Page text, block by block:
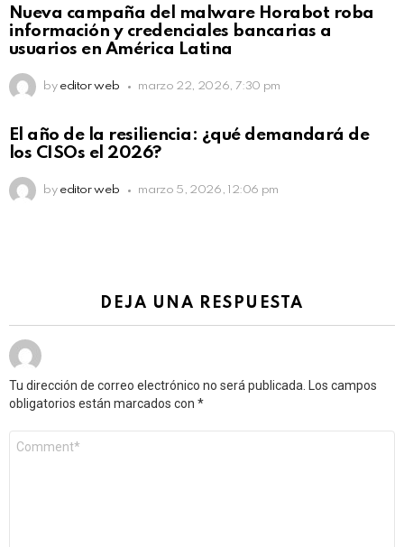
Nueva campaña del malware Horabot roba
información y credenciales bancarias a
usuarios en América Latina
by editor web marzo 22, 2026, 7:30 pm
El año de la resiliencia: ¿qué demandará de
los CISOs el 2026?
by editor web marzo 5, 2026, 12:06 pm
DEJA UNA RESPUESTA
Tu dirección de correo electrónico no será publicada.
Los campos
obligatorios están marcados con *